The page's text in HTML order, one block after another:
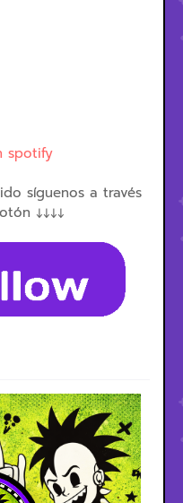
síguenos a través
↓↓↓↓